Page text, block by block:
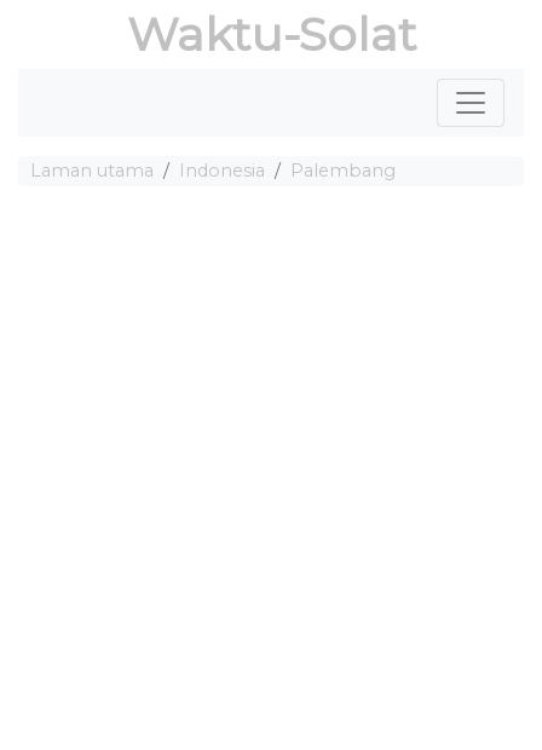
Waktu-Solat
Laman utama Indonesia Palembang